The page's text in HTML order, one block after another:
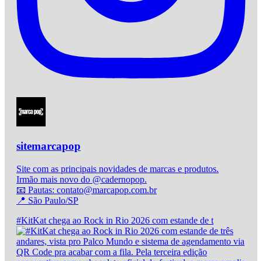
sitemarcapop
Site com as principais novidades de marcas e produtos.
Irmão mais novo do @cadernopop.
📧 Pautas: contato@marcapop.com.br
📍 São Paulo/SP
#KitKat chega ao Rock in Rio 2026 com estande de t